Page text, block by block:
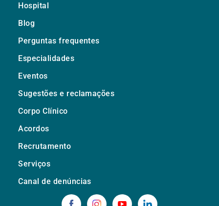
Hospital
Blog
Perguntas frequentes
Especialidades
Eventos
Sugestões e reclamações
Corpo Clínico
Acordos
Recrutamento
Serviços
Canal de denúncias